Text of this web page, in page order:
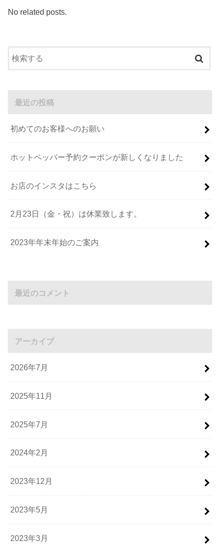
No related posts.
最近の投稿
初めてのお客様へのお願い
ホットペッパー予約クーポンが新しくなりました
お店のインスタはこちら
2月23日（金・祝）は休業致します。
2023年年末年始のご案内
最近のコメント
アーカイブ
2026年7月
2025年11月
2025年7月
2024年2月
2023年12月
2023年5月
2023年3月